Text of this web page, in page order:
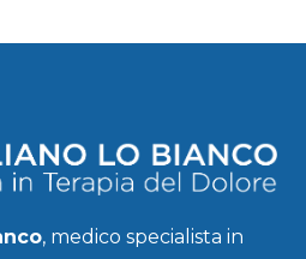
, medico specialista in